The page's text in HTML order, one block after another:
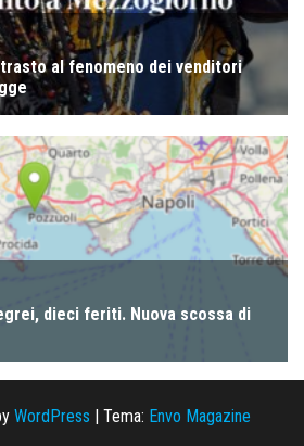
WordPress Tema: Envo Magazine